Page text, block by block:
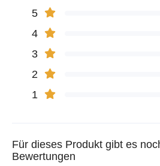
5
4
3
2
1
Für dieses Produkt gibt es
Bewertungen